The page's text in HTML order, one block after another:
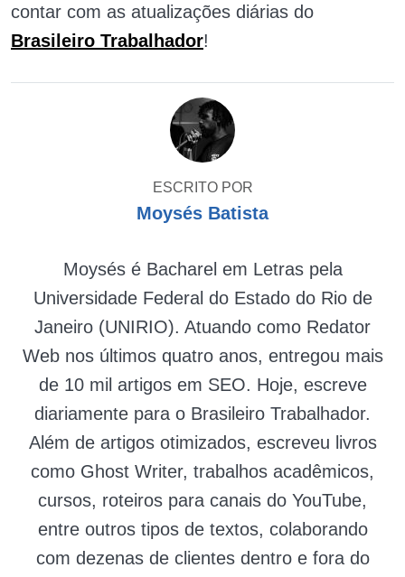
contar com as atualizações diárias do
Brasileiro Trabalhador!
ESCRITO POR
Moysés Batista
Moysés é Bacharel em Letras pela
Universidade Federal do Estado do Rio de
Janeiro (UNIRIO). Atuando como Redator
Web nos últimos quatro anos, entregou mais
de 10 mil artigos em SEO. Hoje, escreve
diariamente para o Brasileiro Trabalhador.
Além de artigos otimizados, escreveu livros
como Ghost Writer, trabalhos acadêmicos,
cursos, roteiros para canais do YouTube,
entre outros tipos de textos, colaborando
com dezenas de clientes dentro e fora do